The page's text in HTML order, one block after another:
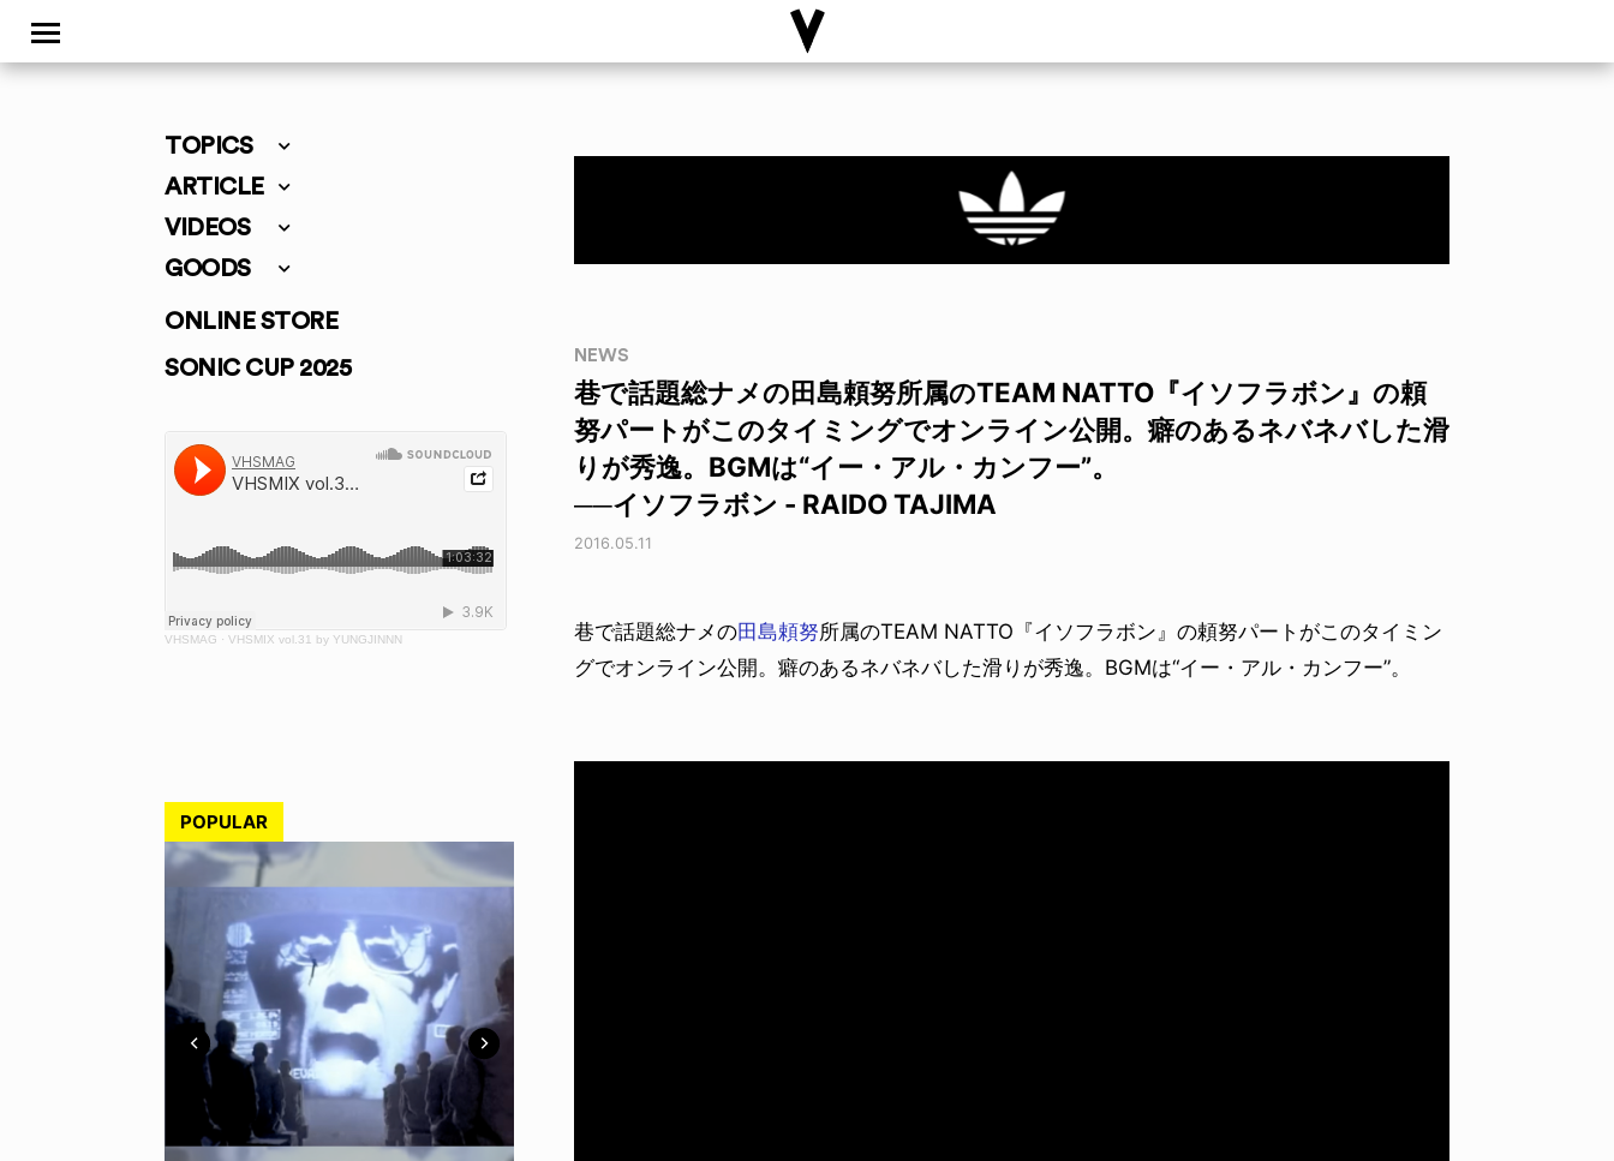
TOPICS
ARTICLE
VIDEOS
GOODS
ONLINE STORE
SONIC CUP 2025
VHSMAG · VHSMIX vol.31 by YUNGJINNN
POPULAR
NEWS
巷で話題総ナメの田島頼努所属のTEAM NATTO『イソフラボン』の頼
努パートがこのタイミングでオンライン公開。癖のあるネバネバした滑
りが秀逸。BGMは“イー・アル・カンフー”。
──イソフラボン - RAIDO TAJIMA
2016.05.11
巷で話題総ナメの田島頼努所属のTEAM NATTO『イソフラボン』の頼努パートがこのタイミン
グでオンライン公開。癖のあるネバネバした滑りが秀逸。BGMは“イー・アル・カンフー”。